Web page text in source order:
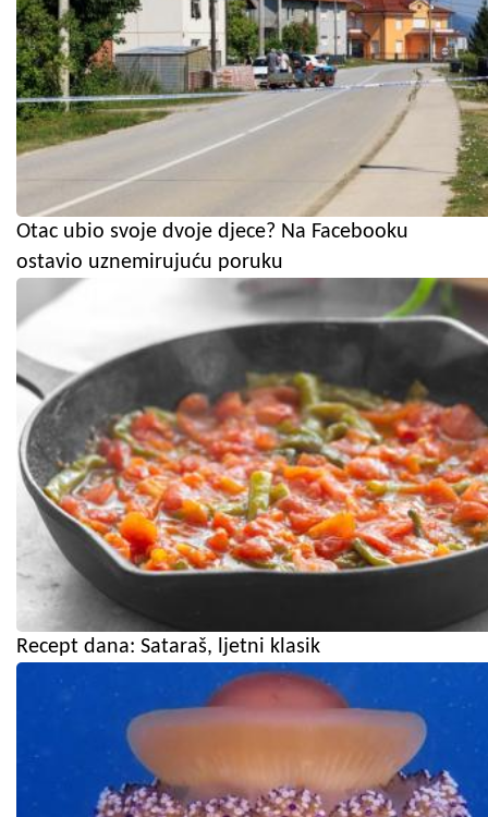
Otac ubio svoje dvoje djece? Na Facebooku
ostavio uznemirujuću poruku
Recept dana: Sataraš, ljetni klasik